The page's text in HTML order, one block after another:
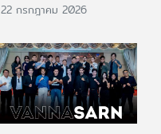
22 กรกฎาคม 2026